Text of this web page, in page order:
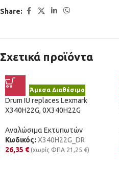
Share:
Σχετικά προϊόντα
Άμεσα Διαθέσιμο
Drum IU replaces Lexmark
X340H22G, 0X340H22G
Αναλώσιμα Εκτυπωτών
Κωδικός: X340H22G_DR
26,35 € (χωρίς ΦΠΑ 21,25 €)